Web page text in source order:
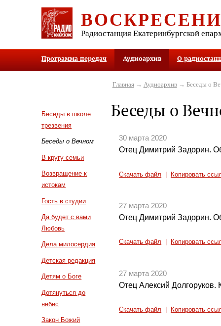
Радиостанция Екатеринбургской
Программа передач Аудиоархив О
Беседы в школе
трезвения
Беседы о Вечном
В кругу семьи
Возвращение к
истокам
Гость в студии
Да будет с вами
Любовь
Дела милосердия
Детская редакция
Детям о Боге
Дотянуться до
небес
Закон Божий
Главная→ Аудиоархив→ Беседы о
Беседы о
30 марта 2020
Отец Димитрий Задорин.
Скачать файл Копировать
27 марта 2020
Отец Димитрий Задорин.
Скачать файл Копировать
27 марта 2020
Отец Алексий
Скачать файл Копировать